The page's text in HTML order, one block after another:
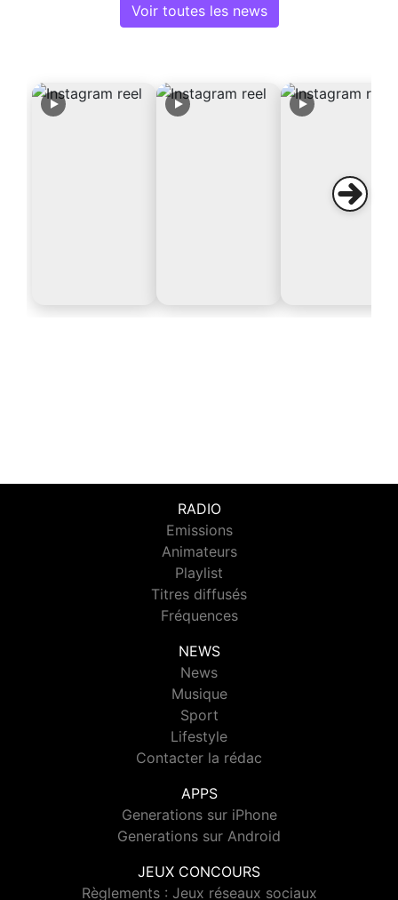
Voir toutes les news
RADIO
Emissions
Animateurs
Playlist
Titres diffusés
Fréquences
NEWS
News
Musique
Sport
Lifestyle
Contacter la rédac
APPS
Generations sur iPhone
Generations sur Android
JEUX CONCOURS
Règlements : Jeux réseaux sociaux